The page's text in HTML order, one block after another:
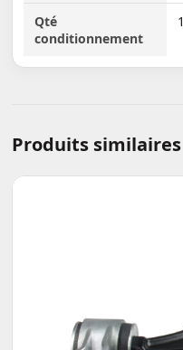
Qté
conditionnement
1
Produits similaires